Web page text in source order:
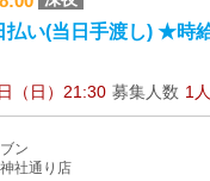
い(当日手渡し) ★時
（日）21:30 募集人数 1人
ン
社通り店